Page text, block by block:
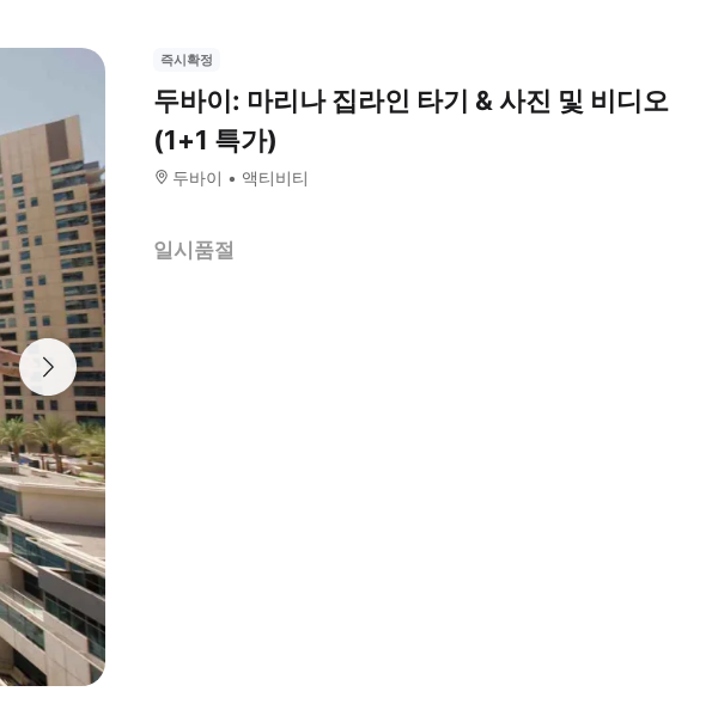
즉시확정
두바이: 마리나 집라인 타기 & 사진 및 비디오
(1+1 특가)
두바이 액티비티
일시품절